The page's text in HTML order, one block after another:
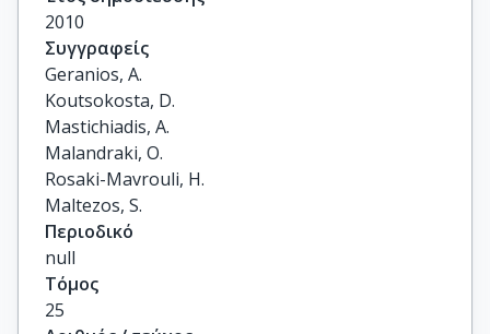
2010
Συγγραφείς
Geranios, A.
Koutsokosta, D.
Mastichiadis, A.
Malandraki, O.
Rosaki-Mavrouli, H.
Maltezos, S.
Περιοδικό
null
Τόμος
25